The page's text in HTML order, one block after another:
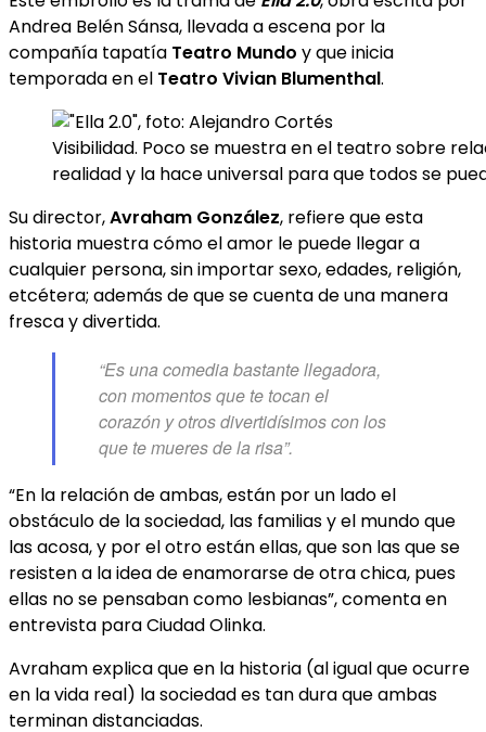
Andrea Belén Sánsa, llevada a escena por la
compañía tapatía Teatro Mundo y que inicia
temporada en el Teatro Vivian Blumenthal.
Visibilidad. Poco se muestra en el teatro sobre
realidad y la hace universal para que todos se
Su director,Avraham González, refiere que esta
historia muestra cómo el amor le puede llegar a
cualquier persona, sin importar sexo, edades, religión,
etcétera; además de que se cuenta de una manera
fresca y divertida.
“Es una comedia bastante llegadora,
con momentos que te tocan el
corazón y otros divertidísimos con los
que te mueres de la risa”.
“En la relación de ambas, están por un lado el
obstáculo de la sociedad, las familias y el mundo que
las acosa, y por el otro están ellas, que son las que se
resisten a la idea de enamorarse de otra chica, pues
ellas no se pensaban como lesbianas”, comenta en
entrevista para Ciudad Olinka.
Avraham explica que en la historia (al igual que ocurre
en la vida real) la sociedad es tan dura que ambas
terminan distanciadas.